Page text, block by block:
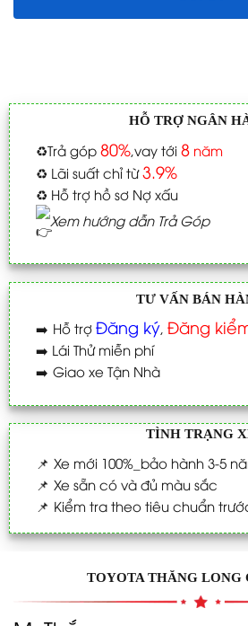
HỖ TRỢ NGÂN
♻️Trả góp 80%,vay tới 8năm
♻️ Lãi suất chỉ từ3.9%
♻️ Hỗ trợ hồ sơ Nợ xấu
Xem hướng dẫn Trả Góp
TƯ VẤN BÁN
➡️ Hỗ trợ Đăng ký, Đăng
➡️ Lái Thử miễn phí
➡️ Giao xe Tận Nhà
TÌNH TRẠNG
📌 Xe mới 100%_bảo hành 3-5
📌 Xe sẵn có và đủ màu sắc
📌 Kiểm tra theo tiêu chuẩn
TOYOTA THĂNG LONG